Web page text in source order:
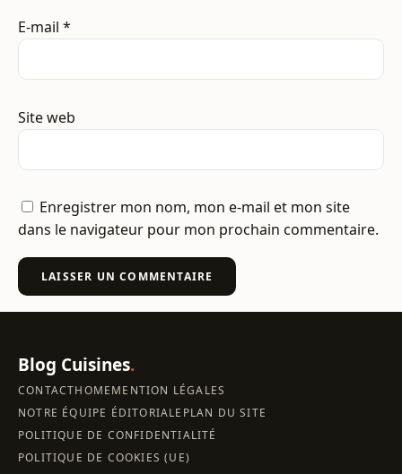
E-mail *
Site web
Enregistrer mon nom, mon e-mail et mon site
dans le navigateur pour mon prochain commentaire.
Blog Cuisines.
CONTACTHOMEMENTION LÉGALES
NOTRE ÉQUIPE ÉDITORIALE PLAN DU SITE
POLITIQUE DE CONFIDENTIALITÉ
POLITIQUE DE COOKIES (UE)